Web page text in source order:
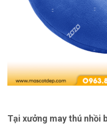
Tại xưởng may thú nhồi